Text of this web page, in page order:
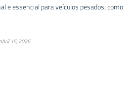
e essencial para veículos pesados, como
abril 15, 2026